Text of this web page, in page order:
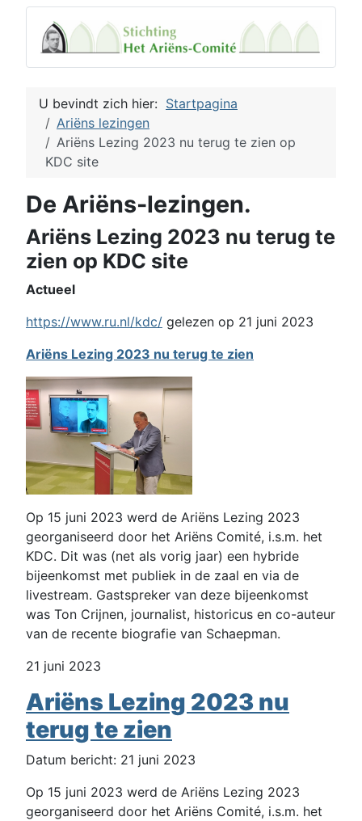
U bevindt zich hier: Startpagina
Ariëns lezingen
Ariëns Lezing 2023 nu terug te zien op
KDC site
De Ariëns-lezingen.
Ariëns Lezing 2023 nu terug te
zien op KDC site
Actueel
https://www.ru.nl/kdc/ gelezen op 21 juni 2023
Ariëns Lezing 2023 nu terug te zien
Op 15 juni 2023 werd de Ariëns Lezing 2023
georganiseerd door het Ariëns Comité, i.s.m. het
KDC. Dit was (net als vorig jaar) een hybride
bijeenkomst met publiek in de zaal en via de
livestream. Gastspreker van deze bijeenkomst
was Ton Crijnen, journalist, historicus en co-auteur
van de recente biografie van Schaepman.
21 juni 2023
Ariëns Lezing 2023 nu
terug te zien
Datum bericht: 21 juni 2023
Op 15 juni 2023 werd de Ariëns Lezing 2023
georganiseerd door het Ariëns Comité, i.s.m. het